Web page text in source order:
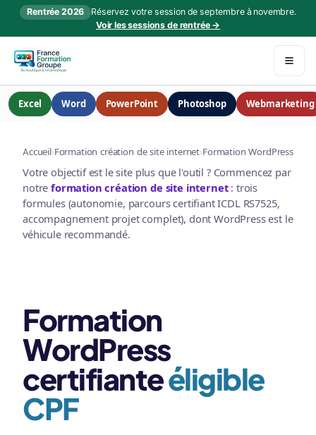
Rentrée 2026
Réservez votre session de septembre à novembre.
Voir les sessions de rentrée →
Excel Word PowerPoint Photoshop Webmarketing
Accueil›Formation création de site internet›Formation WordPress
Votre objectif est le site plus que l'outil ? Commencez par
notreformation création de site internet: trois
formules (autonomie, parcours certifiant ICDL RS7525,
accompagnement projet complet), dont WordPress est le
véhicule recommandé.
Formation
WordPress
certifianteéligible
CPF